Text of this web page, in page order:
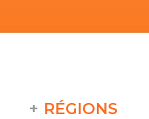
RÉGIONS